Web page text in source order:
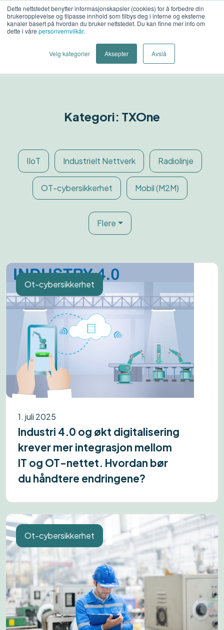
Dette nettstedet benytter informasjonskapsler (cookies) for å forbedre din
brukeropplevelse og tilpasse innhold som tilbys deg i interne og eksterne
kanaler basert på hvordan du bruker nettstedet. Du kan finne mer info om
dette i våre personvernvilkår.
Velg kategorier Aksepter Avslå
Kategori: TXOne
IIoT Industrielt Nettverk Radiolinje
OT-cybersikkerhet Mobil (M2M)
Flere
Ot-cybersikkerhet
1. juli 2025
Industri 4.0 og økt digitalisering
krever mer integrasjon mellom
IT og OT-nettet. Hvordan bør
du håndtere endringene?
Ot-cybersikkerhet